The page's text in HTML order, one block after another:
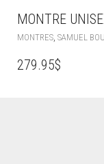
MONTRE
MONTRES, SAMUEL
279.95$